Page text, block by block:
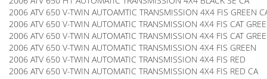
2006 ATV 650 V-TWIN AUTOAMTIC TRANSMISSION 4X4 FIS GREEN
2006 ATV 650 V-TWIN AUTOMATIC TRANSMISSION 4X4 FIS CAT
2006 ATV 650 V-TWIN AUTOMATIC TRANSMISSION 4X4 FIS CAT
2006 ATV 650 V-TWIN AUTOMATIC TRANSMISSION 4X4 FIS GREEN
2006 ATV 650 V-TWIN AUTOMATIC TRANSMISSION 4X4 FIS RED
2006 ATV 650 V-TWIN AUTOMATIC TRANSMISSION 4X4 FIS RED CA